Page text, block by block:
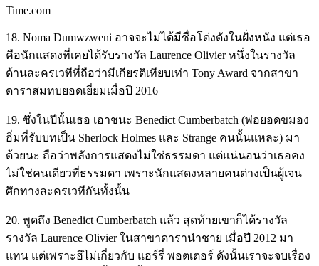
Time.com
18. Noma Dumwzweni อาจจะไม่ได้มีชื่อโด่งดังในฝั่งหนัง แต่เธอ
คือนักแสดงที่เคยได้รับรางวัล Laurence Olivier หนึ่งในรางวัล
ด้านละครเวทีที่ถือว่ามีเกียรติเทียบเท่า Tony Award จากสาขา
ดาราสมทบยอดเยี่ยมเมื่อปี 2016
19. ซึ่งในปีนั้นเธอ เอาชนะ Benedict Cumberbatch (พ่อยอดขมอง
อิ่มที่รับบทเป็น Sherlock Holmes และ Strange คนนั้นแหละ) มา
ด้วยนะ ถือว่าพลังการแสดงไม่ใช่ธรรมดา แต่แน่นอนว่าเธอคง
ไม่ใช่คนเดียวที่ธรรมดา เพราะนักแสดงหลายคนต่างเป็นผู้เจน
ศึกทางละครเวทีกันทั้งนั้น
20. พูดถึง Benedict Cumberbatch แล้ว สุดท้ายเขาก็ได้รางวัล
รางวัล Laurence Olivier ในสาขาดารานำชาย เมื่อปี 2012 มา
แทน แต่เพราะฮีไม่เกี่ยวกับ แฮร์รี่ พอตเตอร์ ดังนั้นเราจะจบเรื่อง